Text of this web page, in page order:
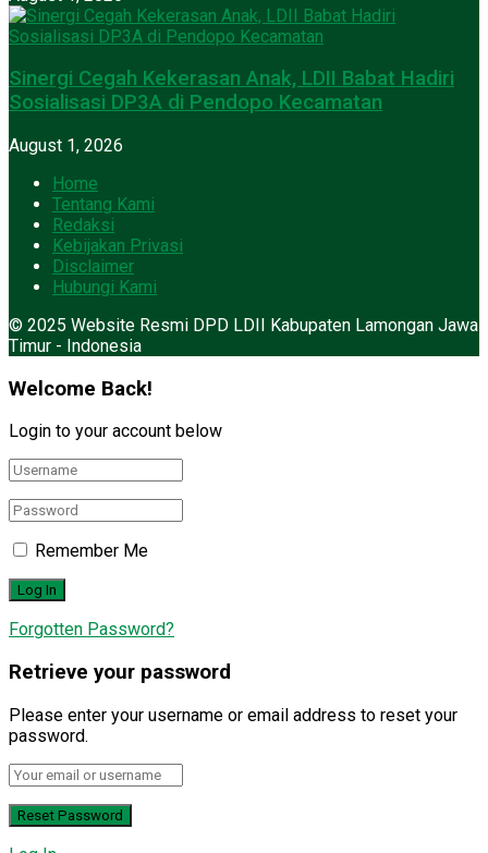
Sinergi Cegah Kekerasan Anak, LDII Babat Hadiri
Sosialisasi DP3A di Pendopo Kecamatan
August 1, 2026
Home
Tentang Kami
Redaksi
Kebijakan Privasi
Disclaimer
Hubungi Kami
© 2025 Website Resmi DPD LDII Kabupaten Lamongan Jawa
Timur - Indonesia
Welcome Back!
Login to your account below
Remember Me
Forgotten Password?
Retrieve your password
Please enter your username or email address to reset your
password.